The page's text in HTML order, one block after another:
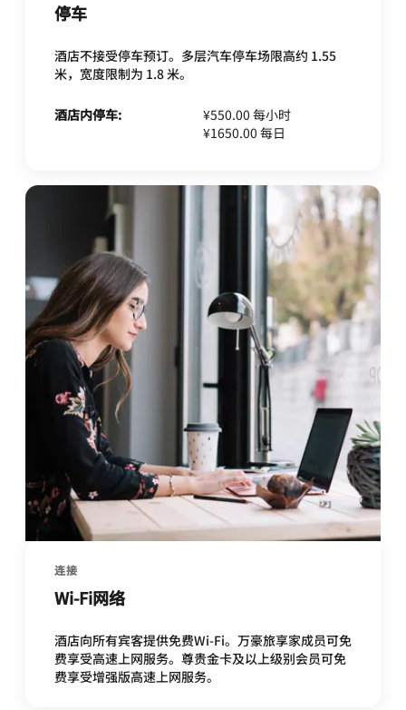
停车
酒店不接受停车预订。多层汽车停车场限高约 1.55
米，宽度限制为 1.8 米。
酒店内停车:
¥550.00 每小时
¥1650.00 每日
连接
Wi-Fi网络
酒店向所有宾客提供免费Wi-Fi。万豪旅享家成员可免
费享受高速上网服务。尊贵金卡及以上级别会员可免
费享受增强版高速上网服务。